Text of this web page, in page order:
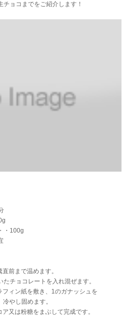
ョコまでをご紹介します！
・100g
前まで温めます。
チョコレートを入れ混ぜます。
ィン紙を敷き、1のガナッシュを
やし固めます。
又は粉糖をまぶして完成です。